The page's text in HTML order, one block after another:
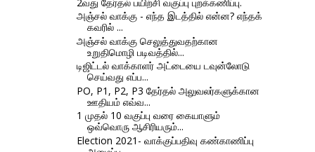
அஞ்சல் வாக்கு - எந்த இடத்தில் என்ன? எந்தக்
கவரில் ...
அஞ்சல் வாக்கு செலுத்துவதற்கான
உறுதிமொழி படிவத்தில்...
டிஜிட்டல் வாக்காளர் அட்டையை டவுன்லோடு
செய்வது எப்ப...
PO, P1, P2, P3 தேர்தல் அலுவலர்களுக்கான
ஊதியம் எவ்வ...
1 முதல் 10 வகுப்பு வரை கையாளும்
ஒவ்வொரு ஆசிரியரும்...
Election 2021- வாக்குப்பதிவு கண்காணிப்பு